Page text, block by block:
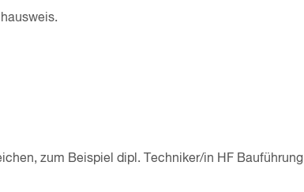
zum Beispiel dipl. Techniker/in HF Bauführung